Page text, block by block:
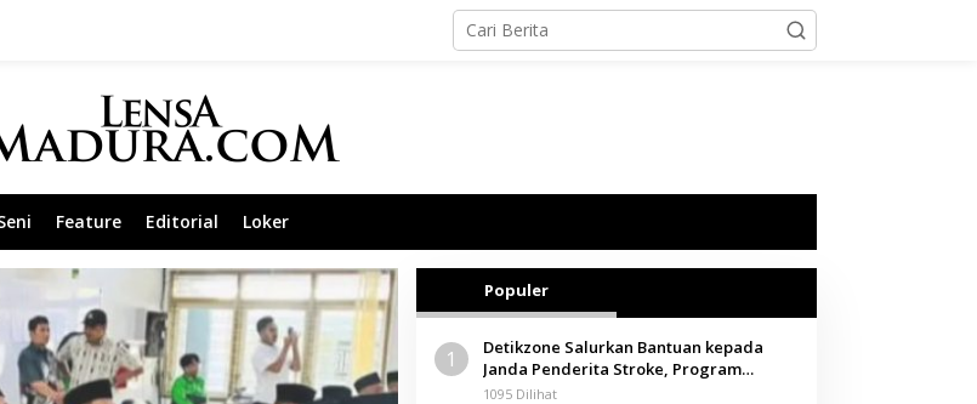
Feature Editorial Loker
Populer
1
Detikzone Salurkan Bantuan kepada
Janda Penderita Stroke, Program
Berbagi Masuki Hari ke-61
1095 Dilihat